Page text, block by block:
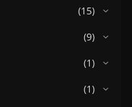
(15)
(9)
(1)
(1)